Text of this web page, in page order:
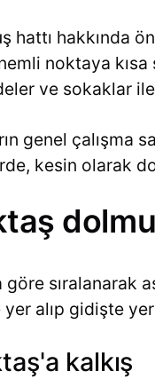
hattı hakkında
noktaya kısa
ve sokaklar
genel çalışma
kesin olarak
sıralanarak
alıp gidişte
kalkış